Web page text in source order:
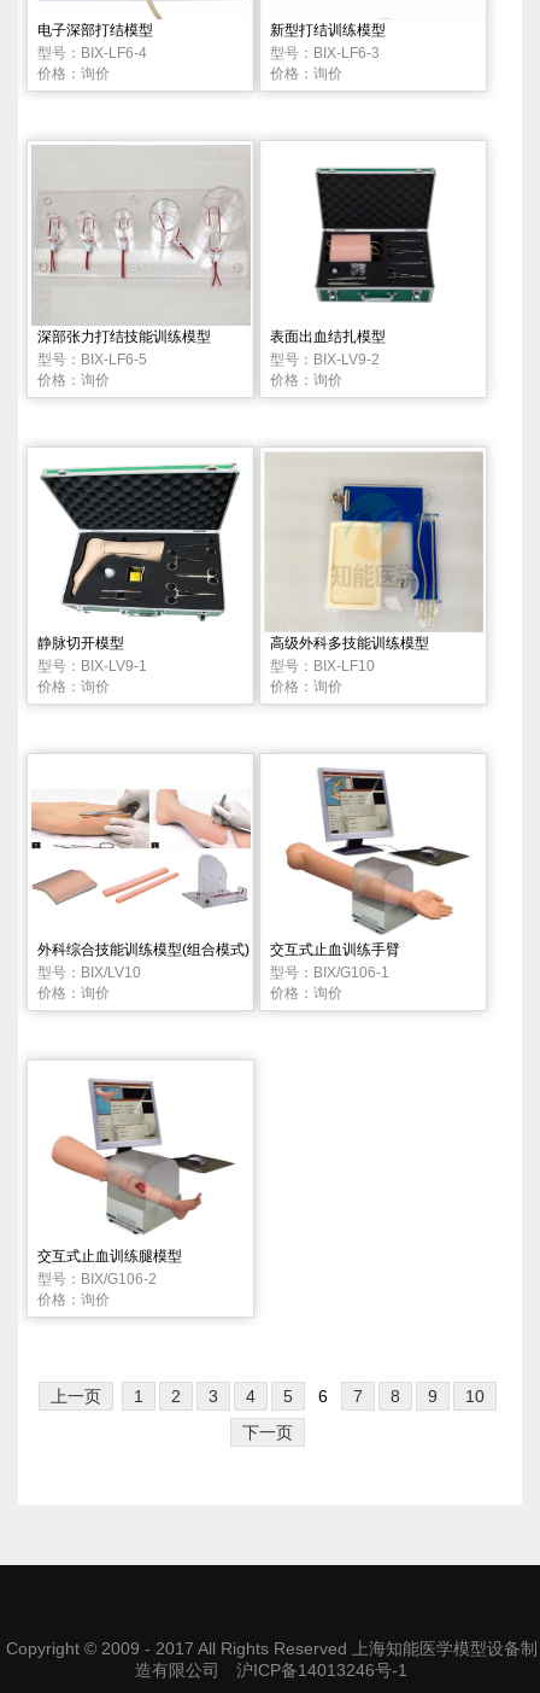
电子深部打结模型
型号：BIX-LF6-4
价格：询价
新型打结训练模型
型号：BIX-LF6-3
价格：询价
深部张力打结技能训练模型
型号：BIX-LF6-5
价格：询价
表面出血结扎模型
型号：BIX-LV9-2
价格：询价
静脉切开模型
型号：BIX-LV9-1
价格：询价
高级外科多技能训练模型
型号：BIX-LF10
价格：询价
外科综合技能训练模型(组合模式)
型号：BIX/LV10
价格：询价
交互式止血训练手臂
型号：BIX/G106-1
价格：询价
交互式止血训练腿模型
型号：BIX/G106-2
价格：询价
上一页 1 2 3 4 5 6 7 8 9
10
下一页
Copyright © 2009 - 2017 All Rights Reserved 上海知能医学模型设备制
造有限公司 沪ICP备14013246号-1